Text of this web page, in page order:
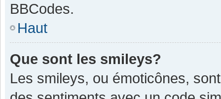
BBCodes.
Haut
Que sont les smileys?
Les smileys, ou émoticônes,